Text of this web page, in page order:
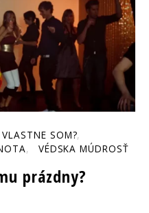
SOM?
VÉDSKA MÚDROSŤ
prázdny?